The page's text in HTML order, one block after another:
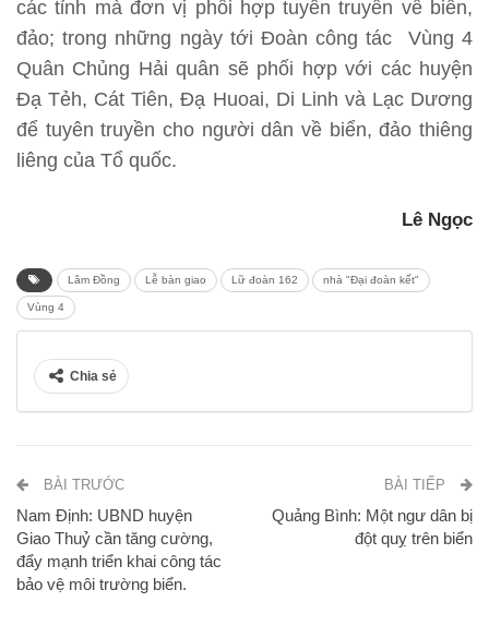
các tỉnh mà đơn vị phối hợp tuyên truyền về biển,
đảo; trong những ngày tới Đoàn công tác Vùng 4
Quân Chủng Hải quân sẽ phối hợp với các huyện
Đạ Tẻh, Cát Tiên, Đạ Huoai, Di Linh và Lạc Dương
để tuyên truyền cho người dân về biển, đảo thiêng
liêng của Tổ quốc.
Lê Ngọc
Lâm Đồng Lễ bàn giao Lữ đoàn 162 nhà "Đại đoàn kết"
Vùng 4
Chia sẻ
BÀI TRƯỚC
Nam Định: UBND huyện
Giao Thuỷ cần tăng cường,
đẩy mạnh triển khai công tác
bảo vệ môi trường biển.
BÀI TIẾP
Quảng Bình: Một ngư dân bị
đột quỵ trên biển